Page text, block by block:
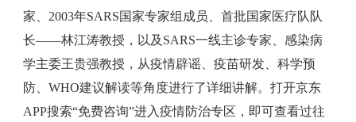
家、2003年SARS国家专家组成员、首批国家医疗队队
长——林江涛教授，以及SARS一线主诊专家、感染病
学主委王贵强教授，从疫情辟谣、疫苗研发、科学预
防、WHO建议解读等角度进行了详细讲解。打开京东
APP搜索“免费咨询”进入疫情防治专区，即可查看过往